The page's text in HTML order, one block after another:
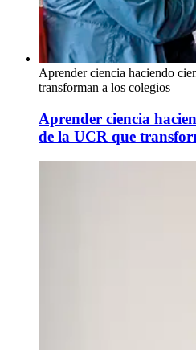
Aprender ciencia haciendo
transforman a los colegios
Aprender ciencia
de la UCR que